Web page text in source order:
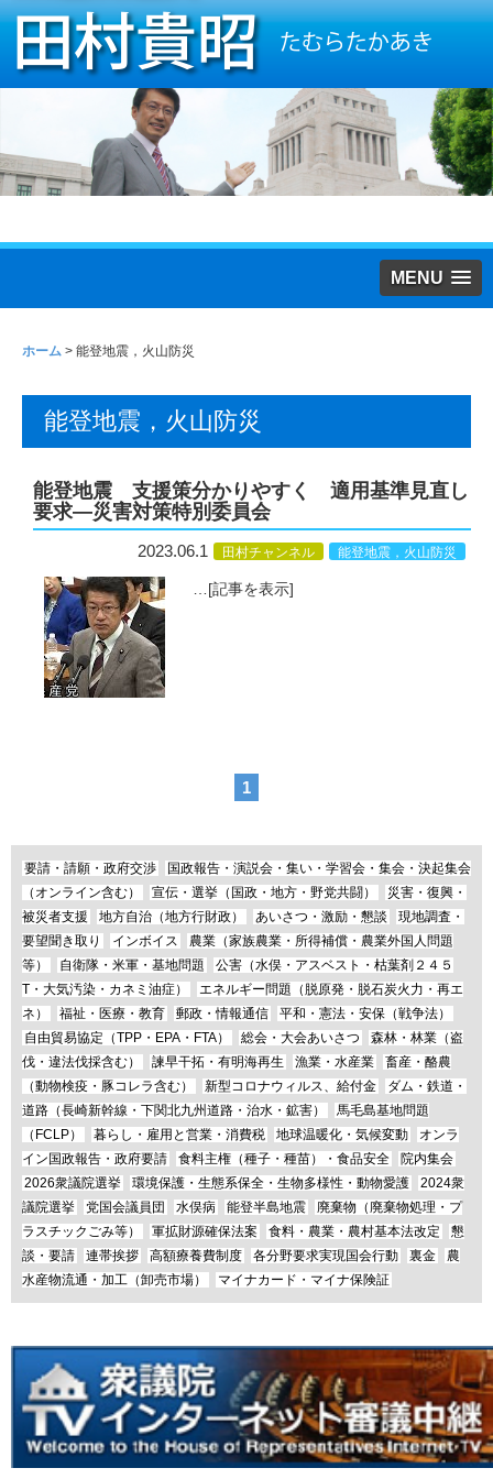
MENU
ホーム > 能登地震，火山防災
能登地震，火山防災
能登地震 支援策分かりやすく 適用基準見直し
要求—災害対策特別委員会
2023.06.1 田村チャンネル 能登地震，火山防災
… [記事を表示]
1
要請・請願・政府交渉
国政報告・演説会・集い・学習会・集会・決起集会
（オンライン含む）
宣伝・選挙（国政・地方・野党共闘）
災害・復興・
被災者支援
地方自治（地方行財政） あいさつ・激励・懇談
現地調査・
要望聞き取り
インボイス
農業（家族農業・所得補償・農業外国人問題
等）
自衛隊・米軍・基地問題
公害（水俣・アスベスト・枯葉剤２４５
T・大気汚染・カネミ油症）
エネルギー問題（脱原発・脱石炭火力・再エ
ネ）
福祉・医療・教育 郵政・情報通信
平和・憲法・安保（戦争法）
自由貿易協定（TPP・EPA・FTA）
総会・大会あいさつ
森林・林業（盗
伐・違法伐採含む）
諫早干拓・有明海再生 漁業・水産業
畜産・酪農
（動物検疫・豚コレラ含む）
新型コロナウィルス、給付金
ダム・鉄道・
道路（長崎新幹線・下関北九州道路・治水・鉱害）
馬毛島基地問題
（FCLP）
暮らし・雇用と営業・消費税 地球温暖化・気候変動
オンラ
イン国政報告・政府要請
食料主権（種子・種苗）・食品安全
院内集会
2026衆議院選挙
環境保護・生態系保全・生物多様性・動物愛護
2024衆
議院選挙
党国会議員団 水俣病 能登半島地震
廃棄物（廃棄物処理・プ
ラスチックごみ等）
軍拡財源確保法案 食料・農業・農村基本法改定
懇
談・要請
連帯挨拶 高額療養費制度 各分野要求実現国会行動 裏金
農
水産物流通・加工（卸売市場）
マイナカード・マイナ保険証